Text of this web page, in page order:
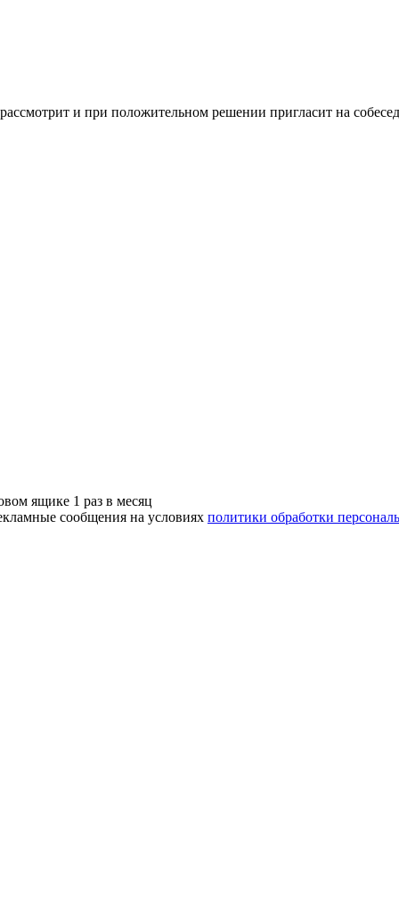
и при положительном решении пригласит на
ящике 1 раз в месяц
сообщения на условиях политики обработки